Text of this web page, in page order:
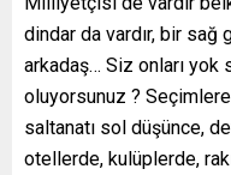
dindar da vardır, bir sağ
arkadaş… Siz onları yok
oluyorsunuz ?
saltanatı sol düşünce,
otellerde, kulüplerde,